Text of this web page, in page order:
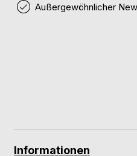
Außergewöhnlicher
Informationen